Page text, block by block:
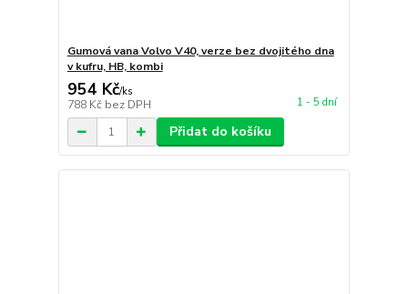
Gumová vana Volvo V40, verze bez dvojitého dna
v kufru, HB, kombi
954 Kč/ks
788 Kč bez DPH 1 - 5 dní
Přidat do košíku